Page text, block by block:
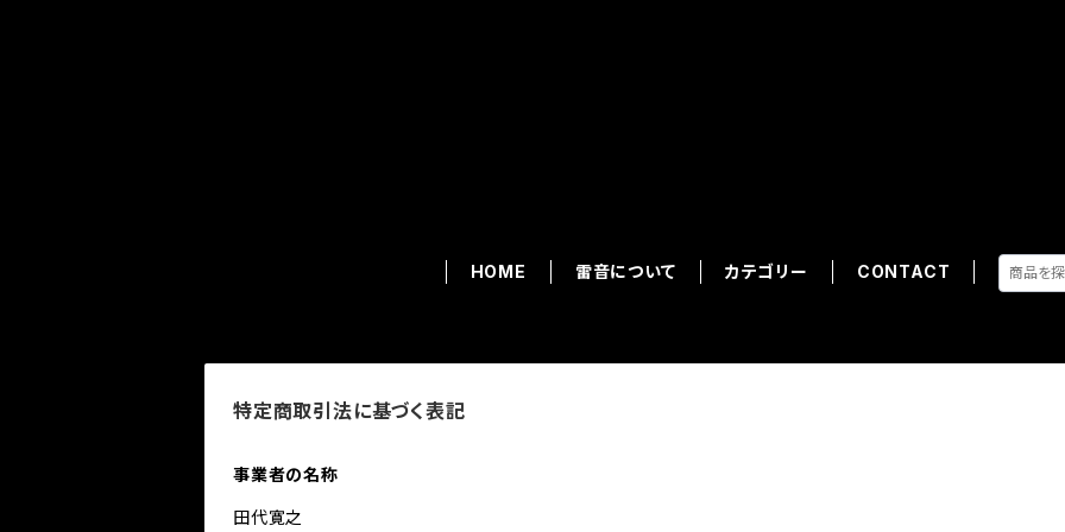
HOME 雷音について カテゴリー CONTACT
特定商取引法に基づく表記
事業者の名称
田代寛之